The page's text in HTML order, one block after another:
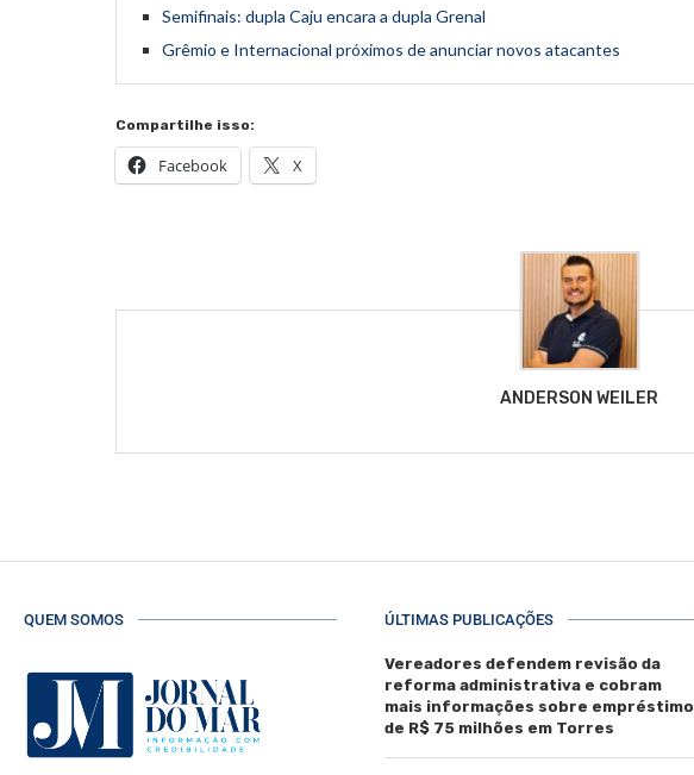
Semifinais: dupla Caju encara a dupla Grenal
Grêmio e Internacional próximos de anunciar novos atacantes
Compartilhe isso:
Facebook X
ANDERSON WEILER
QUEM SOMOS ÚLTIMAS PUBLICAÇÕES
Vereadores defendem revisão da
reforma administrativa e cobram
mais informações sobre empréstimo
de R$ 75 milhões em Torres